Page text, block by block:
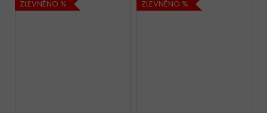
ZLEVNĚNO % ZLEVNĚNO %